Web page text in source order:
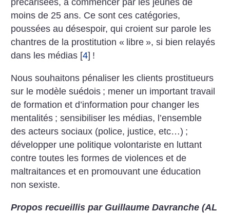
précarisées, à commencer par les jeunes de
moins de 25 ans. Ce sont ces catégories,
poussées au désespoir, qui croient sur parole les
chantres de la prostitution « libre », si bien relayés
dans les médias [4] !
Nous souhaitons pénaliser les clients prostitueurs
sur le modèle suédois ; mener un important travail
de formation et d’information pour changer les
mentalités ; sensibiliser les médias, l’ensemble
des acteurs sociaux (police, justice, etc…) ;
développer une politique volontariste en luttant
contre toutes les formes de violences et de
maltraitances et en promouvant une éducation
non sexiste.
Propos recueillis par Guillaume Davranche (AL